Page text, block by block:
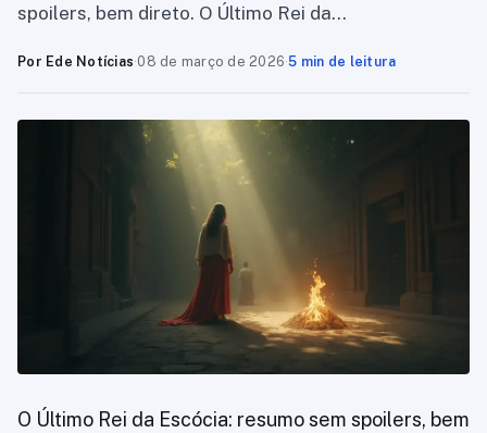
spoilers, bem direto. O Último Rei da…
Por Ede Notícias·08 de março de 2026·5 min de leitura
O Último Rei da Escócia: resumo sem spoilers, bem